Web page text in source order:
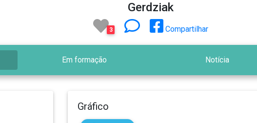
Gerdziak
3 Compartilhar
Em formação Notícia
Gráfico